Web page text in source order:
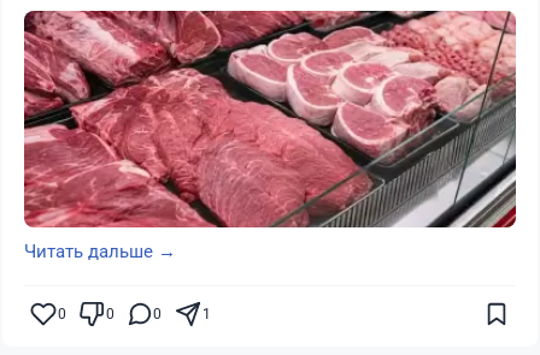
Читать дальше →
0 0 0 1